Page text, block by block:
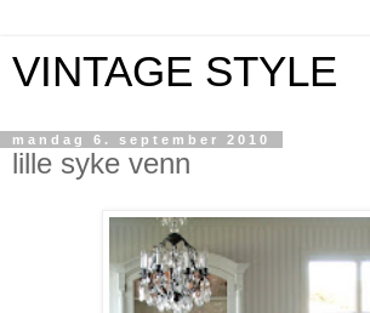
VINTAGE STYLE
mandag 6. september 2010
lille syke venn